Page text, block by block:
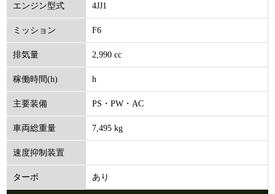
(円)
エンジン型式 4JJ1
ミッション F6
排気量 2,990 cc
稼働時間(h) h
主要装備 PS・PW・AC
車両総重量 7,495 kg
速度抑制装置
ターボ あり